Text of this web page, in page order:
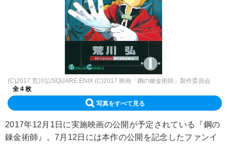
(C)2017 荒川弘/SQUARE ENIX (C)2017 映画「鋼の錬金術師」製作委員会
全 4 枚
写真をすべて見る
2017年12月1日に実施映画の公開が予定されている『鋼の
錬金術師』。7月12日には本作の公開を記念したファンイ